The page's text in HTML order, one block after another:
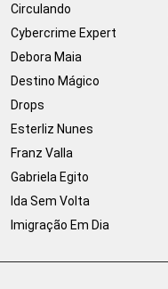
Circulando
Cybercrime Expert
Debora Maia
Destino Mágico
Drops
Esterliz Nunes
Franz Valla
Gabriela Egito
Ida Sem Volta
Imigração Em Dia